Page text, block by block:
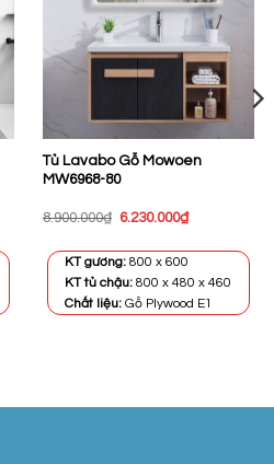
Tủ Lavabo Gỗ Mowoen
MW6968-80
8.900.000₫ Giá
8.900.000₫.
6.230.000₫Giá
là:
KT gương: 800 x 600
KT tủ chậu:800 x 480 x 460
Chất liệu:Gỗ Plywood E1